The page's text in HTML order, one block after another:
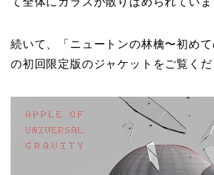
続いて、「ニュートンの林檎〜初めて
の初回限定版のジャケットをご覧くだ